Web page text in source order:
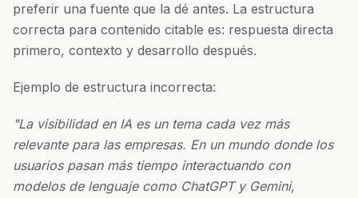
preferir una fuente que la dé antes. La estructura
correcta para contenido citable es: respuesta directa
primero, contexto y desarrollo después.
Ejemplo de estructura incorrecta:
"La visibilidad en IA es un tema cada vez más
relevante para las empresas. En un mundo donde los
usuarios pasan más tiempo interactuando con
modelos de lenguaje como ChatGPT y Gemini,